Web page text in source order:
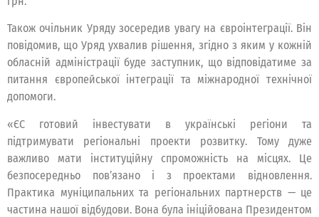
Також очільник Уряду зосередив увагу на євроінтеграції. Він
повідомив, що Уряд ухвалив рішення, згідно з яким у кожній
обласній адміністрації буде заступник, що відповідатиме за
питання європейської інтеграції та міжнародної технічної
допомоги.
«ЄС готовий інвестувати в українські регіони та
підтримувати регіональні проекти розвитку. Тому дуже
важливо мати інституційну спроможність на місцях. Це
безпосередньо пов’язано і з проектами відновлення.
Практика муніципальних та регіональних партнерств — це
частина нашої відбудови. Вона була ініційована Президентом